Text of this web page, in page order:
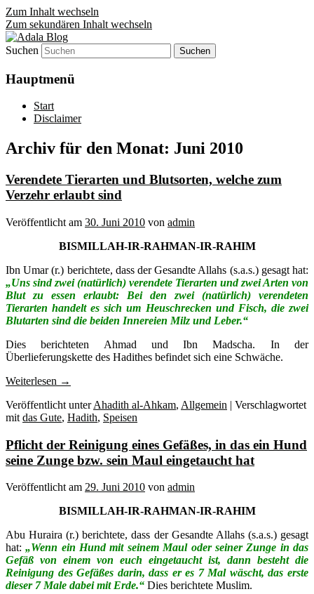
Zum Inhalt wechseln
Zum sekundären Inhalt wechseln
Adala Blog
Denn die Gerechtigkeit ist die Grundlage
von allem!
Suchen
Hauptmenü
Start
Disclaimer
Archiv für den Monat: Juni 2010
Verendete Tierarten und Blutsorten, welche zum
Verzehr erlaubt sind
Veröffentlicht am 30. Juni 2010 von admin
BISMILLAH-IR-RAHMAN-IR-RAHIM
Ibn Umar (r.) berichtete, dass der Gesandte Allahs (s.a.s.) gesagt hat:
„Uns sind zwei (natürlich) verendete Tierarten und zwei Arten von
Blut zu essen erlaubt: Bei den zwei (natürlich) verendeten
Tierarten handelt es sich um Heuschrecken und Fisch, die zwei
Blutarten sind die beiden Innereien Milz und Leber.“
Dies berichteten Ahmad und Ibn Madscha. In der
Überlieferungskette des Hadithes befindet sich eine Schwäche.
Weiterlesen →
Veröffentlicht unter Ahadith al-Ahkam, Allgemein | Verschlagwortet
mit das Gute, Hadith, Speisen
Pflicht der Reinigung eines Gefäßes, in das ein Hund
seine Zunge bzw. sein Maul eingetaucht hat
Veröffentlicht am 29. Juni 2010 von admin
BISMILLAH-IR-RAHMAN-IR-RAHIM
Abu Huraira (r.) berichtete, dass der Gesandte Allahs (s.a.s.) gesagt
hat:„Wenn ein Hund mit seinem Maul oder seiner Zunge in das
Gefäß von einem von euch eingetaucht ist, dann besteht die
Reinigung des Gefäßes darin, dass er es 7 Mal wäscht, das erste
dieser 7 Male dabei mit Erde.“ Dies berichtete Muslim.